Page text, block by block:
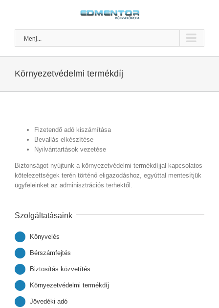
Menj...
Környezetvédelmi termékdíj
Fizetendő adó kiszámítása
Bevallás elkészítése
Nyilvántartások vezetése
Biztonságot nyújtunk a környezetvédelmi termékdíjjal kapcsolatos
kötelezettségek terén történő eligazodáshoz, egyúttal mentesítjük
ügyfeleinket az adminisztrációs terhektől.
Szolgáltatásaink
Könyvelés
Bérszámfejtés
Biztosítás közvetítés
Környezetvédelmi termékdíj
Jövedéki adó